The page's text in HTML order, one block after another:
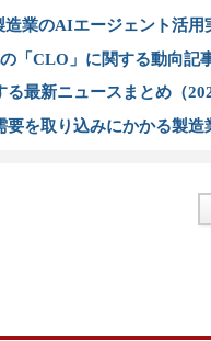
造業のAIエージェント活用
「CLO」に関する動向記
最新ニュースまとめ（
要を取り込みにかかる製造